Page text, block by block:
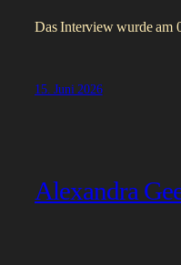
Das Interview wurde am
15. Juni 2026
Alexandra